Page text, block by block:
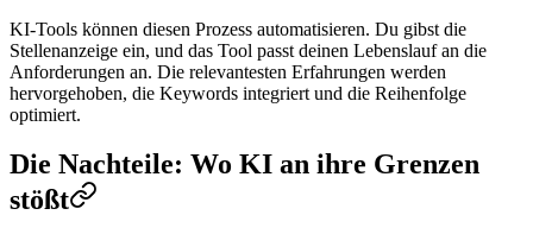
KI-Tools können diesen Prozess automatisieren. Du gibst die
Stellenanzeige ein, und das Tool passt deinen Lebenslauf an die
Anforderungen an. Die relevantesten Erfahrungen werden
hervorgehoben, die Keywords integriert und die Reihenfolge
optimiert.
Die Nachteile: Wo KI an ihre Grenzen
stößt